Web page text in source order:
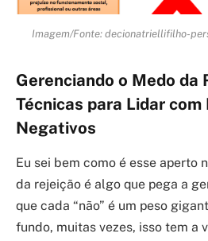
Imagem/Fonte: decionatriellifilho-
Gerenciando o Medo da
Técnicas para Lidar
Negativos
Eu sei bem como é esse aperto
da rejeição é algo que pega a
que cada “não” é um peso
fundo, muitas vezes, isso tem a